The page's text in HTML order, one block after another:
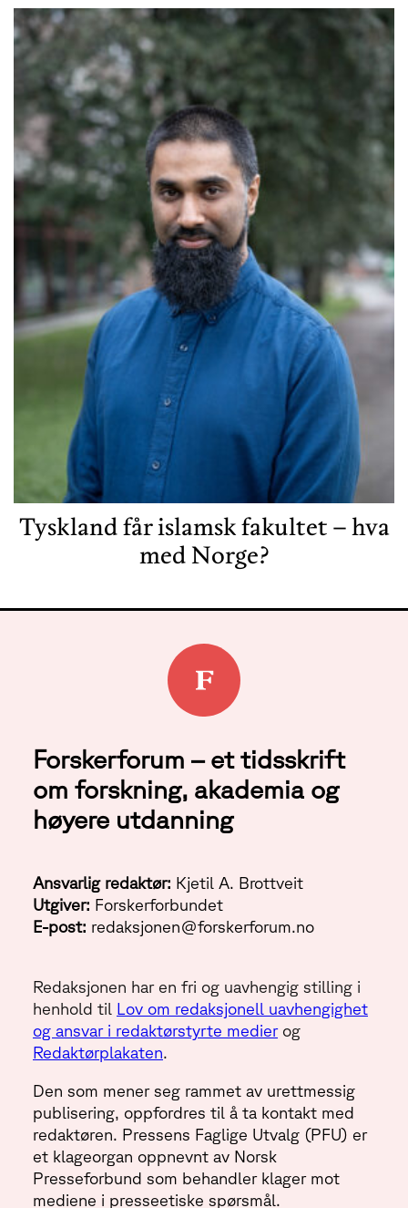
Tyskland får islamsk fakultet – hva
med Norge?
Forskerforum – et tidsskrift
om forskning, akademia og
høyere utdanning
Ansvarlig redaktør: Kjetil A. Brottveit
Utgiver: Forskerforbundet
E-post: redaksjonen@forskerforum.no
Redaksjonen har en fri og uavhengig stilling i
henhold til Lov om redaksjonell uavhengighet
og ansvar i redaktørstyrte medierog
Redaktørplakaten.
Den som mener seg rammet av urettmessig
publisering, oppfordres til å ta kontakt med
redaktøren. Pressens Faglige Utvalg (PFU) er
et klageorgan oppnevnt av Norsk
Presseforbund som behandler klager mot
mediene i presseetiske spørsmål.